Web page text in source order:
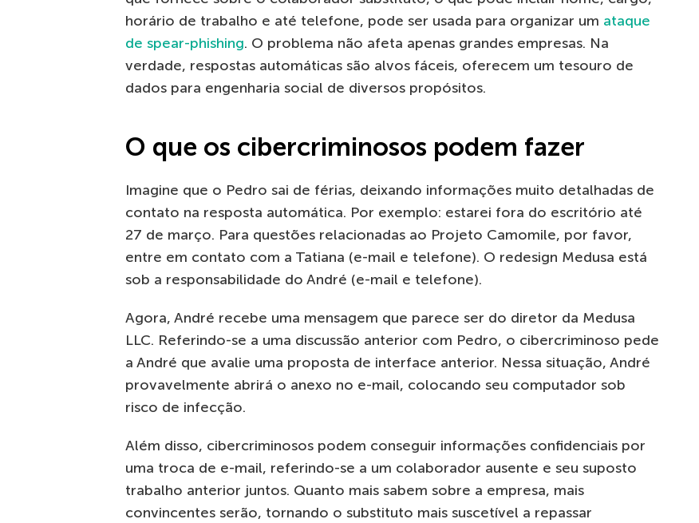
horário de trabalho e até telefone, pode ser usada para organizar um ataque
de spear-phishing. O problema não afeta apenas grandes empresas. Na
verdade, respostas automáticas são alvos fáceis, oferecem um tesouro de
dados para engenharia social de diversos propósitos.
O que os cibercriminosos podem fazer
Imagine que o Pedro sai de férias, deixando informações muito detalhadas de
contato na resposta automática. Por exemplo: estarei fora do escritório até
27 de março. Para questões relacionadas ao Projeto Camomile, por favor,
entre em contato com a Tatiana (e-mail e telefone). O redesign Medusa está
sob a responsabilidade do André (e-mail e telefone).
Agora, André recebe uma mensagem que parece ser do diretor da Medusa
LLC. Referindo-se a uma discussão anterior com Pedro, o cibercriminoso pede
a André que avalie uma proposta de interface anterior. Nessa situação, André
provavelmente abrirá o anexo no e-mail, colocando seu computador sob
risco de infecção.
Além disso, cibercriminosos podem conseguir informações confidenciais por
uma troca de e-mail, referindo-se a um colaborador ausente e seu suposto
trabalho anterior juntos. Quanto mais sabem sobre a empresa, mais
convincentes serão, tornando o substituto mais suscetível a repassar